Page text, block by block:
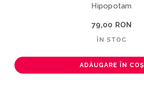
Hipopotam
79,00 RON
ÎN STOC
ADĂUGARE ÎN COȘ